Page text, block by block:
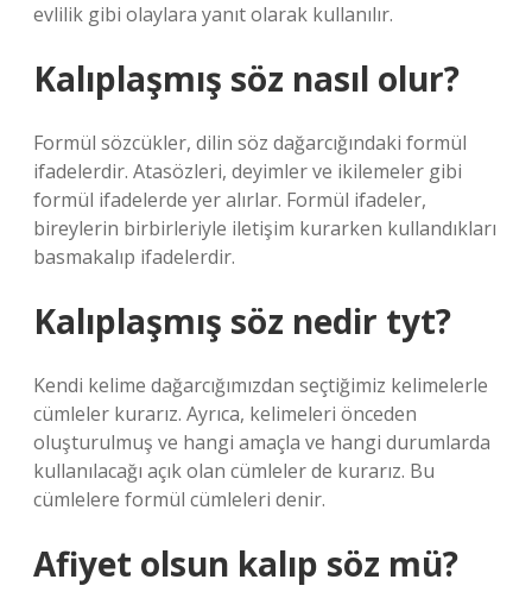
evlilik gibi olaylara yanıt olarak kullanılır.
Kalıplaşmış söz nasıl olur?
Formül sözcükler, dilin söz dağarcığındaki formül
ifadelerdir. Atasözleri, deyimler ve ikilemeler gibi
formül ifadelerde yer alırlar. Formül ifadeler,
bireylerin birbirleriyle iletişim kurarken kullandıkları
basmakalıp ifadelerdir.
Kalıplaşmış söz nedir tyt?
Kendi kelime dağarcığımızdan seçtiğimiz kelimelerle
cümleler kurarız. Ayrıca, kelimeleri önceden
oluşturulmuş ve hangi amaçla ve hangi durumlarda
kullanılacağı açık olan cümleler de kurarız. Bu
cümlelere formül cümleleri denir.
Afiyet olsun kalıp söz mü?